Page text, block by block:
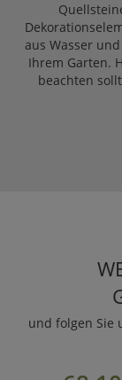
aus Wasser
Ihrem Garten.
beachten
und folgen Sie